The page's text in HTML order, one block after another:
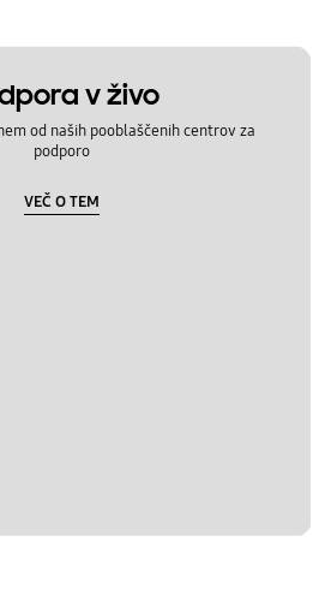
v živo
od naših pooblaščenih centrov za
podporo
VEČ O TEM